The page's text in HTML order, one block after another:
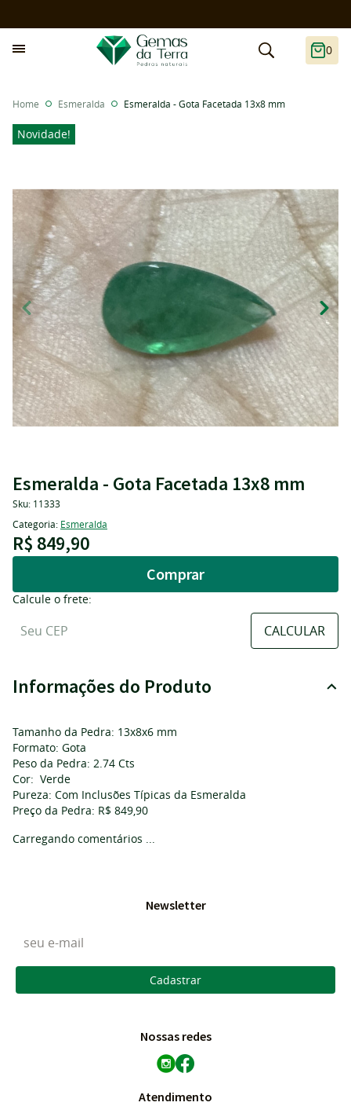
0
Home Esmeralda Esmeralda - Gota Facetada 13x8 mm
Novidade!
Esmeralda - Gota Facetada 13x8 mm
Sku: 11333
Categoria: Esmeralda
R$ 849,90
Comprar
Calcule o frete:
Informações do Produto
Tamanho da Pedra: 13x8x6 mm
Formato: Gota
Peso da Pedra: 2.74 Cts
Cor: Verde
Pureza: Com Inclusões Típicas da Esmeralda
Preço da Pedra: R$ 849,90
Carregando comentários ...
Newsletter
Cadastrar
Nossas redes
Atendimento